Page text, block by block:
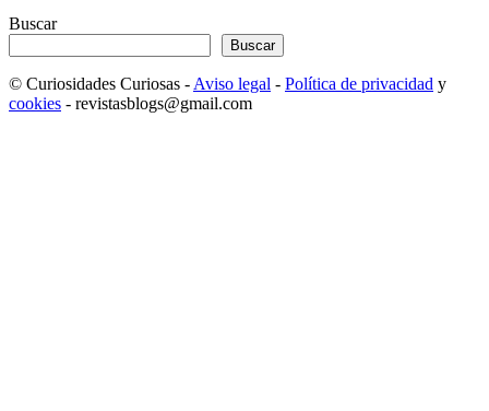
Buscar
Buscar
© Curiosidades Curiosas - Aviso legal - Política de privacidad y
cookies - revistasblogs@gmail.com